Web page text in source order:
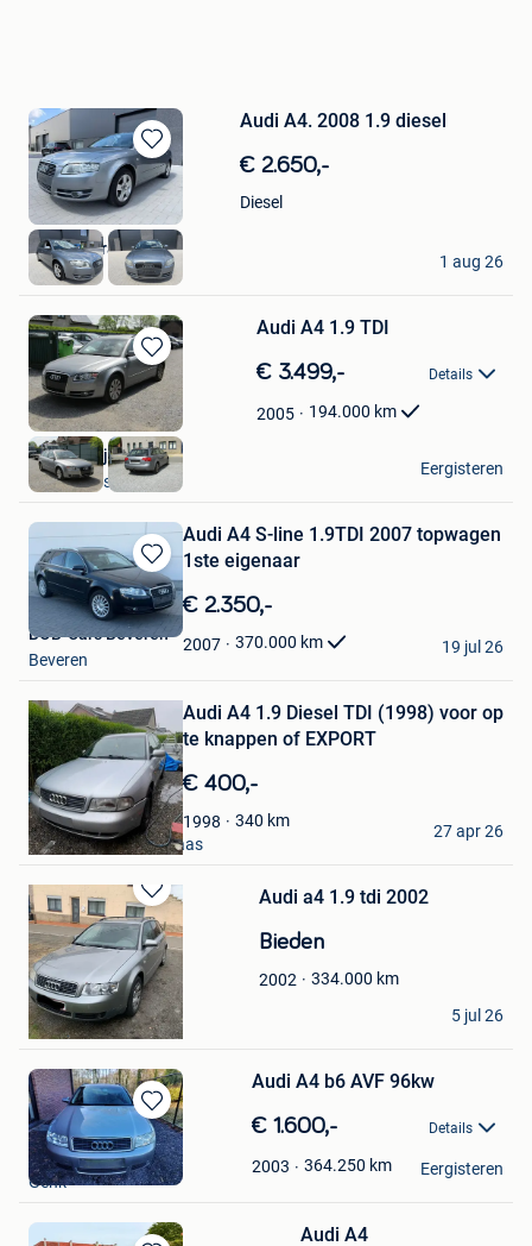
Bewaren
in
Mijn
Favorieten
Audi A4. 2008 1.9 diesel
€ 2.650,-
Diesel
Auto’s Bajram
Ranst
1 aug 26
Bewaren
in
Mijn
Favorieten
Audi A4 1.9 TDI
€ 3.499,- Details
2005 194.000 km
Autobedrijf BOCA
Waasmunster
Eergisteren
Bewaren
in
Mijn
Favorieten
Audi A4 S-line 1.9TDI 2007 topwagen
1ste eigenaar
€ 2.350,-
2007 370.000 km
BOB-Cars Beveren
Beveren
19 jul 26
in
Mijn
Favorieten
Audi A4 1.9 Diesel TDI (1998) voor op
te knappen of EXPORT
€ 400,-
1998 340 km
Senne Janssens
Mechelen-Aan-De-Maas
27 apr 26
Bewaren
in
Mijn
Favorieten
Audi a4 1.9 tdi 2002
Bieden
2002 334.000 km
Killian
Braine-Le-Chateau
5 jul 26
Bewaren
in
Mijn
Favorieten
Audi A4 b6 AVF 96kw
€ 1.600,- Details
2003 364.250 km
Elias
Genk
Eergisteren
Audi A4